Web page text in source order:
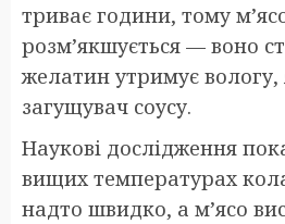
триває години, тому
розм’якшується — воно
желатин утримує
загущувач соусу.
Наукові дослідження
вищих температурах
надто швидко, а м’ясо